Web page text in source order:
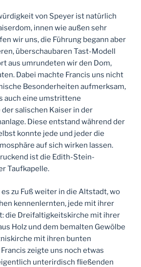
von Speyer ist natürlich
innen wie außen sehr
wir uns, die Führung begann aber
überschaubaren Tast-Modell
aus umrundeten wir den Dom,
Dabei machte Francis uns nicht
Besonderheiten aufmerksam,
auch eine umstrittene
salischen Kaiser in der
Diese entstand während der
konnte jede und jeder die
auf sich wirken lassen.
ist die Edith-Stein-
Taufkapelle.
zu Fuß weiter in die Altstadt, wo
kennenlernten, jede mit ihrer
die Dreifaltigkeitskirche mit ihrer
Holz und dem bemalten Gewölbe
mit ihren bunten
zeigte uns noch etwas
unterirdisch fließenden